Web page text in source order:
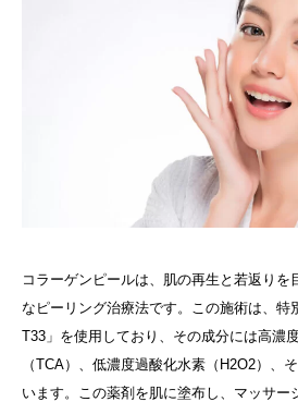
コラーゲンピールは、肌の再生と若返りを
なピーリング治療法です。この施術は、特
T33」を使用しており、その成分には高濃
（TCA）、低濃度過酸化水素（H2O2）、
います。この薬剤を肌に塗布し、マッサー